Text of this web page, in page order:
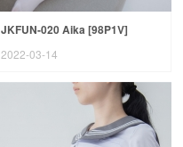
JKFUN-020 Aika [98P1V]
2022-03-14